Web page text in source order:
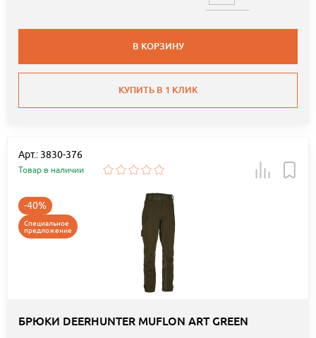
В КОРЗИНУ
КУПИТЬ В 1 КЛИК
Арт.: 3830-376
Товар в наличии
-40%
Специальное
предложение
БРЮКИ DEERHUNTER MUFLON ART GREEN